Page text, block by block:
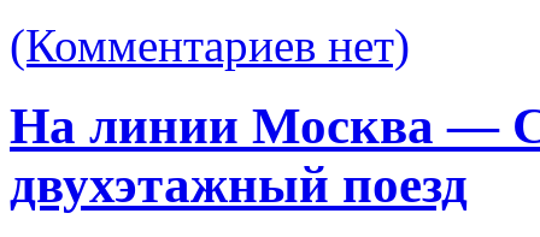
(Комментариев нет)
На линии Москва —
двухэтажный поезд